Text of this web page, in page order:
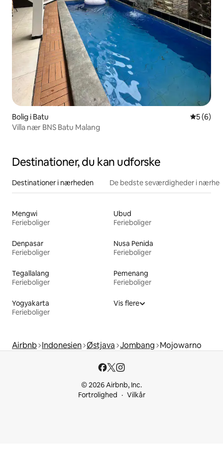
Bolig i Batu 5 ud af 5
5 (6)
Villa nær BNS Batu Malang
Destinationer, du kan udforske
Destinationer i nærheden De bedste seværdigheder i
Mengwi
Ferieboliger
Ubud
Ferieboliger
Denpasar
Ferieboliger
Nusa Penida
Ferieboliger
Tegallalang
Ferieboliger
Pemenang
Ferieboliger
Yogyakarta
Ferieboliger
Vis flere
Airbnb Indonesien Østjava Jombang Mojowarno
© 2026 Airbnb, Inc.
Fortrolighed
Vilkår